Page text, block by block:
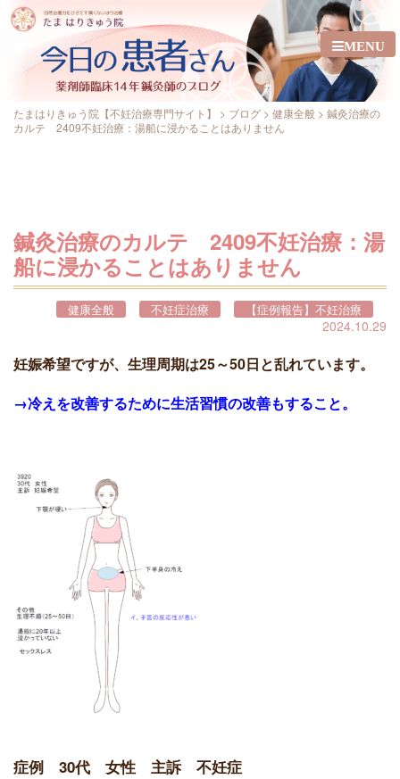
MENU
たまはりきゅう院【不妊治療専門サイト】 > ブログ > 健康全般 > 鍼灸治療の
カルテ 2409不妊治療：湯船に浸かることはありません
鍼灸治療のカルテ 2409不妊治療：湯
船に浸かることはありません
健康全般 不妊症治療 【症例報告】不妊治療
2024.10.29
妊娠希望ですが、生理周期は25～50日と乱れています。
→冷えを改善するために生活習慣の改善もすること。
症例 30代 女性 主訴 不妊症